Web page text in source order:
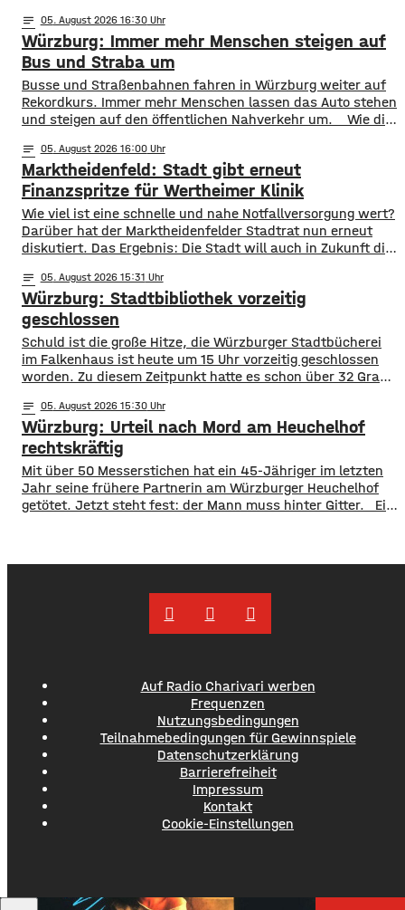
notes 05. August 2026 16:30
Würzburg: Immer mehr Menschen steigen auf
Bus und Straba um
​​Busse und Straßenbahnen fahren in Würzburg weiter auf
Rekordkurs. Immer mehr Menschen lassen das Auto stehen
und steigen auf den öffentlichen Nahverkehr um. ​Wie die
so viele Fahrgäste transportiert wie nie zuvor. Insgesamt
waren knapp 18 Millionen Menschen im öffentlichen
Nahverkehr unterwegs. ​Besonders deutlich zeigt sich
notes 05. August 2026 16:00
Marktheidenfeld: Stadt gibt erneut
Finanzspritze für Wertheimer Klinik
​​Wie viel ist eine schnelle und nahe Notfallversorgung wert?
Darüber hat der Marktheidenfelder Stadtrat nun erneut
diskutiert. Das Ergebnis: Die Stadt will auch in Zukunft die
finanziell unterstützen. ​Über 31.000 Euro fließen in
diesem Jahr an den entsprechenden Förderverein des
Krankenhauses. Denn: Allein im letzten Jahr haben sich
120 Menschen aus Marktheidenfeld
notes 05. August 2026 15:31
Würzburg: Stadtbibliothek vorzeitig
geschlossen
Schuld ist die große Hitze, die Würzburger Stadtbücherei
im Falkenhaus ist heute um 15 Uhr vorzeitig geschlossen
worden. Zu diesem Zeitpunkt hatte es schon über 32 Grad
vorzeitige Schließung begründet die Stadt mit dem Schutz
der Gesundheit der Besucher, vor allem aber auch der
Beschäftigten in der Stadtbücherei. Das
notes 05. August 2026 15:30
Würzburg: Urteil nach Mord am Heuchelhof
rechtskräftig
​​Mit über 50 Messerstichen hat ein 45-Jähriger im letzten
Jahr seine frühere Partnerin am Würzburger Heuchelhof
getötet. Jetzt steht fest: der Mann muss hinter Gitter. ​Ein
jetzt rechtskräftig und
Auf Radio Charivari werben
Frequenzen
Nutzungsbedingungen
Teilnahmebedingungen für Gewinnspiele
Datenschutzerklärung
Barrierefreiheit
Impressum
Kontakt
Cookie-Einstellungen